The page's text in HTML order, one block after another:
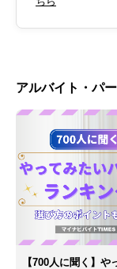
アルバイト・パ
【700人に聞く】